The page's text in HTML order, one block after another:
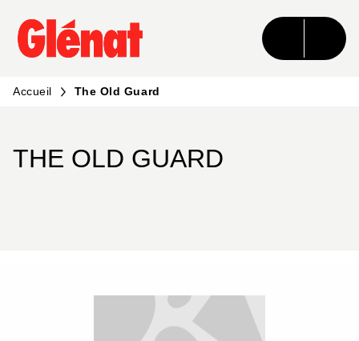
MENU RECHERCHE CONTENU
PIED DE PAGE
Accueil The Old Guard
THE OLD GUARD